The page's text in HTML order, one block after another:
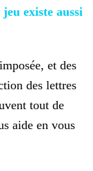
existe aussi
et des
des lettres
tout de
aide en vous